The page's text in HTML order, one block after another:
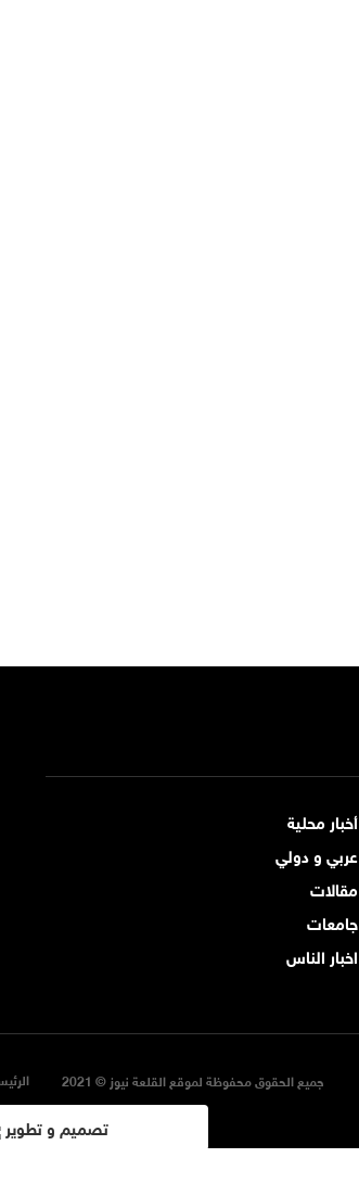
أخبار محلية
عربي و دولي
مقالات
جامعات
اخبار الناس
جميع الحقوق محفوظة لموقع القلعة نيوز © 2021
تصميم و تطوير